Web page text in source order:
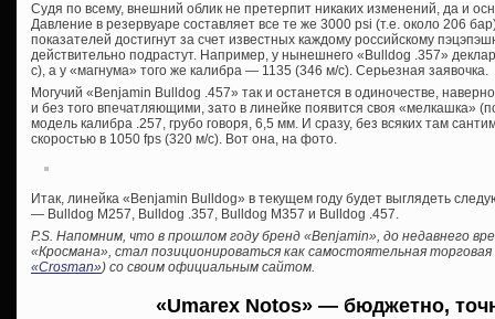
Судя по всему, внешний облик не претерпит никаких изменений, да и
Давление в резервуаре составляет все те же 3000 psi (т.е. около 206
показателей достигнут за счет известных каждому российскому
действительно подрастут. Например, у нынешнего «Bulldog .357»
с), а у «магнума» того же калибра — 1135 (346 м/с). Серьезная заявочка.
Могучий «Benjamin Bulldog .457» так и останется в одиночестве,
и без того впечатляющими, зато в линейке появится своя «мелкашка»
модель калибра .257, грубо говоря, 6,5 мм. И сразу, без всяких там
скоростью в 1050 fps (320 м/с). Вот она, на фото.
Итак, линейка «Benjamin Bulldog» в текущем году будет выглядеть
— Bulldog М257, Bulldog .357, Bulldog М357 и Bulldog .457.
P.S. Напомним, что в прошлом году бренд «Benjamin», до недавнего
«Кросмана», стал позиционироваться как самостоятельная торговая
«Crosman») со своим официальным сайтом.
«Umarex Notos» — бюджетно,